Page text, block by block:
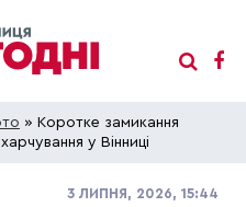
» Коротке замикання
у Вінниці
3 ЛИПНЯ, 2026, 15:44